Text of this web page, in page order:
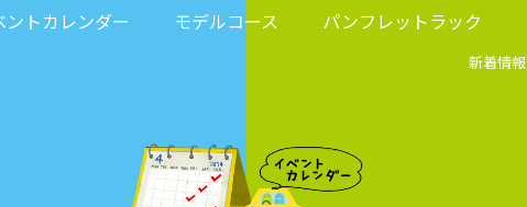
ントカレンダー モデルコース パンフレットラック
新着情報